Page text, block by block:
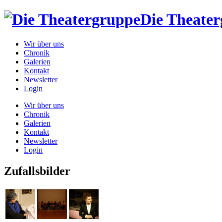
Die
Wir über uns
Chronik
Galerien
Kontakt
Newsletter
Login
Wir über uns
Chronik
Galerien
Kontakt
Newsletter
Login
Zufallsbilder